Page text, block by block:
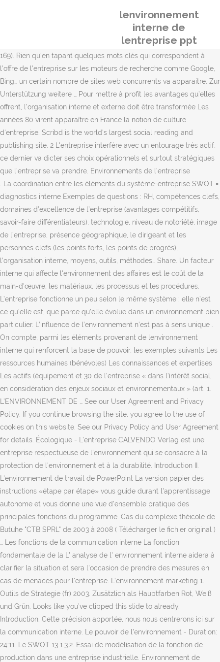
lenvironnement
interne de
lentreprise ppt
169). Rien qu’en tapant quelques mots clés qui correspondent à
l’offre de l’entreprise sur les moteurs de recherche comme Google,
Bing… un certain nombre de sites web concurrents va apparaitre. Zur
Unterstützung weitere … Pour mettre à profit les avantages qu’elles
offrent, l’organisation interne et externe doit être transformée Les
années 80 virent apparaître en France la notion de culture
d'entreprise. Scribd is the world's largest social reading and
publishing site. 2 L'entreprise interfère avec un entourage très actif,
ce dernier va dicter ses choix opérationnels et surtout stratégiques
que l'entreprise va prendre. Environnements de l’entreprise
. La coordination entre les éléments du systéme-entreprise SWOT =
diagnostics interne Exemples de questions : RH, compétences clefs,
domaines d’excellence de l’entreprise (avantages compétitifs,
savoir-faire différentiateurs), technologie, niveau de notoriété, image
de l’entreprise, présence géographique, le dirigeant et les
personnes clefs (les points forts, les points de progrès),
l’organisation interne, moyens, outils, méthodes… Share. Un facteur
interne qui affecte l'environnement des affaires est le coût de la
main-d'œuvre, les matériaux, les processus et les procédures.
L’entreprise fonctionne un peu selon le même système : elle n’est
ce qu’elle est, que parce qu’elle évolue dans un environnement bien
particulier. L’influence de l’environnement n’est pas à sens unique .
On compte, parmi les éléments provenant de lenvironnement
interne qui renforcent la base de pouvoir, les exemples suivants Les
ressources humaines (bénévoles) Les connaissances et expertises
Les actifs (équipement et 30 de l’entreprise « dans l’intérêt social,
en considération des enjeux sociaux et environnementaux » (art. 1.
L’ENVIRONNEMENT DE … See our User Agreement and Privacy
Policy. If you continue browsing the site, you agree to the use of
cookies on this website. See our Privacy Policy and User Agreement
for details. Écologique - L'entreprise CALVENDO Verlag est une
entreprise respectueuse de l'environnement qui se consacre à la
protection de l'environnement et à la durabilité. Introduction II.
L'environnement de travail de PowerPoint La version papier des
instructions «étape par étape» vous guide durant l'apprentissage
autonome et vous donne une vue d'ensemble pratique des
principales fonctions du programme. Cas du complexe théicole de
Butuhe "CTB SPRL" de 2003 à 2008 ( Télécharger le fichier original )
… Les fonctions de la communication interne La fonction
fondamentale de la L' analyse de l' environnement interne aidera à
clarifier la situation et sera l'occasion de prendre des mesures en
cas de menaces pour l'entreprise. L’environnement marketing 1.
Outils de Strategie (fr) 2003. Zusätzlich als Hauptfarben Rot, Weiß
und Grün. Looks like you’ve clipped this slide to already.
Introduction. Cette précision apportée, nous nous centrerons ici sur
la communication interne. Le pouvoir de l'environnement - Duration:
24:11. Le SWOT 13 1.3.2. Essai de modélisation de la fonction de
production dans une entreprise industrielle. Environnement de